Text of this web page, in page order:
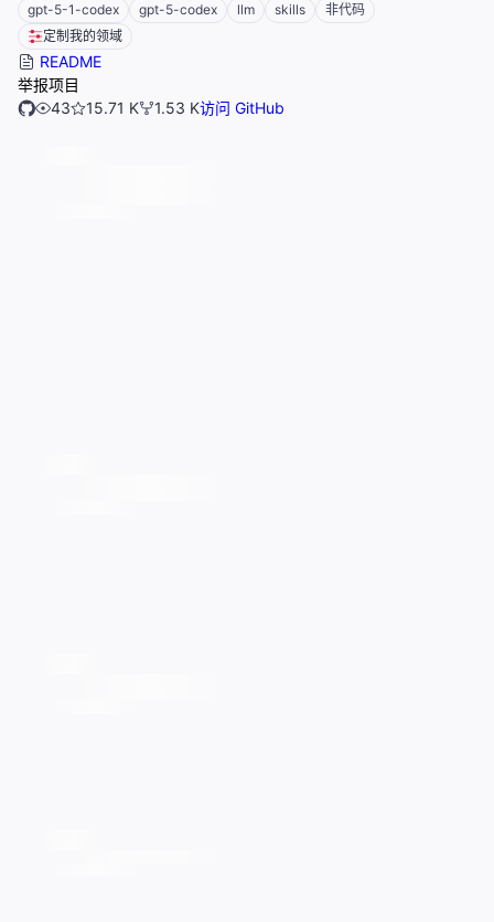
gpt-5-1-codex
gpt-5-codex llm skills
非代码
定制我的领域
README
举报项目
43
15.71 K 1.53 K访问 GitHub